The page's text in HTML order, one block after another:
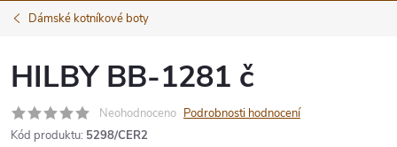
Dámské kotníkové boty
HILBY BB-1281 č
Neohodnoceno Podrobnosti hodnocení
Kód produktu: 5298/CER2